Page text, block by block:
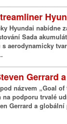
Hyundai nabídne
Sada
aerodynamicky
Gerrard
názvem „Goal of
podporu trvalé
Gerrard a globální